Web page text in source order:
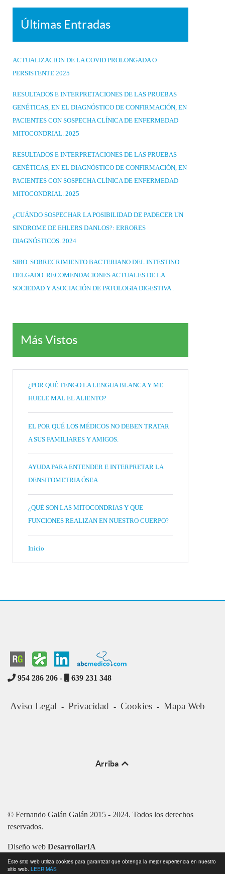
Este sitio web utiliza cookies para garantizar que obtenga la mejor experiencia en nuestro
sitio web. LEER MÁS
Últimas Entradas
ACTUALIZACION DE LA COVID PROLONGADA O
PERSISTENTE 2025
RESULTADOS E INTERPRETACIONES DE LAS PRUEBAS
GENÉTICAS, EN EL DIAGNÓSTICO DE CONFIRMACIÓN, EN
PACIENTES CON SOSPECHA CLÍNICA DE ENFERMEDAD
MITOCONDRIAL. 2025
RESULTADOS E INTERPRETACIONES DE LAS PRUEBAS
GENÉTICAS, EN EL DIAGNÓSTICO DE CONFIRMACIÓN, EN
PACIENTES CON SOSPECHA CLÍNICA DE ENFERMEDAD
MITOCONDRIAL. 2025
¿CUÁNDO SOSPECHAR LA POSIBILIDAD DE PADECER UN
SINDROME DE EHLERS DANLOS?: ERRORES
DIAGNÓSTICOS. 2024
SIBO. SOBRECRIMIENTO BACTERIANO DEL INTESTINO
DELGADO. RECOMENDACIONES ACTUALES DE LA
SOCIEDAD Y ASOCIACIÓN DE PATOLOGIA DIGESTIVA .
Más Vistos
¿POR QUÉ TENGO LA LENGUA BLANCA Y ME
HUELE MAL EL ALIENTO?
EL POR QUÉ LOS MÉDICOS NO DEBEN TRATAR
A SUS FAMILIARES Y AMIGOS.
AYUDA PARA ENTENDER E INTERPRETAR LA
DENSITOMETRIA ÓSEA
¿QUÉ SON LAS MITOCONDRIAS Y QUE
FUNCIONES REALIZAN EN NUESTRO CUERPO?
Inicio
954 286 206 - 639 231 348
Aviso Legal - Privacidad - Cookies - Mapa Web
Arriba
© Fernando Galán Galán 2015 - 2024. Todos los derechos
reservados.
Diseño web DesarrollarIA